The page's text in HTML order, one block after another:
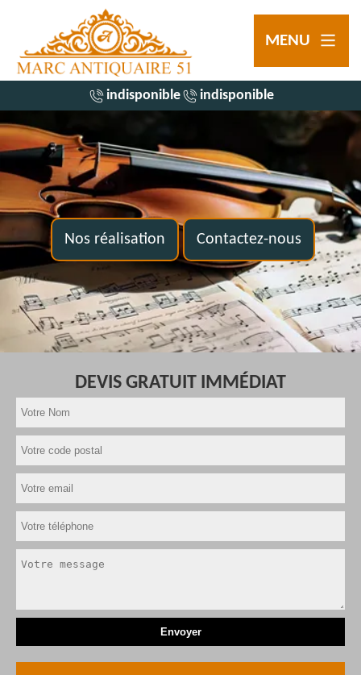
MENU
indisponible indisponible
Nos réalisation Contactez-nous
DEVIS GRATUIT IMMÉDIAT